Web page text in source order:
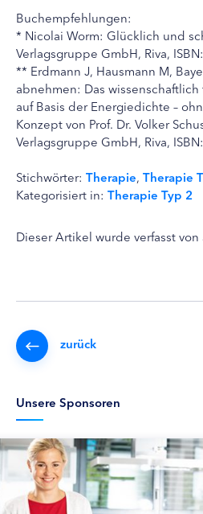
Buchempfehlungen:
* Nicolai Worm: Glücklich und
Verlagsgruppe GmbH, Riva,
** Erdmann J, Hausmann M,
abnehmen: Das
auf Basis der Energiedichte –
Konzept von Prof. Dr. Volker
Verlagsgruppe GmbH, Riva,
Stichwörter: Therapie, Therapie
Kategorisiert in: Therapie Typ 2
Dieser Artikel wurde verfasst von
zurück
Unsere Sponsoren